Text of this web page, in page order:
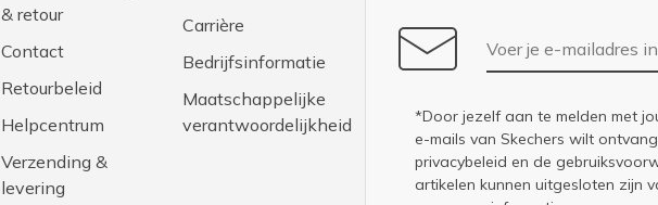
& retour
Contact
Retourbeleid
Helpcentrum
Verzending &
levering
Carrière
Bedrijfsinformatie
Maatschappelijke
verantwoordelijkheid
E-mailadres
*Door jezelf aan te melden met
e-mails van Skechers wilt
privacybeleid en de
artikelen kunnen uitgesloten zijn